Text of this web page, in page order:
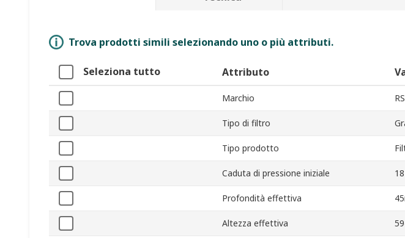
Trova prodotti simili selezionando uno o più attributi.
Seleziona tutto Attributo
Marchio
Tipo di filtro
Tipo prodotto
Caduta di pressione iniziale
Profondità effettiva
Altezza effettiva